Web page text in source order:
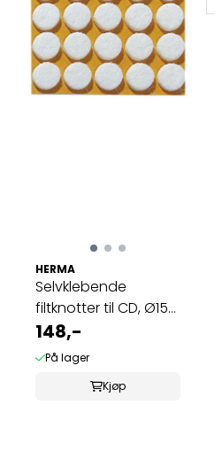
HERMA
Selvklebende
filtknotter til CD, Ø15
mm, 90 stk
148,-
På lager
Kjøp